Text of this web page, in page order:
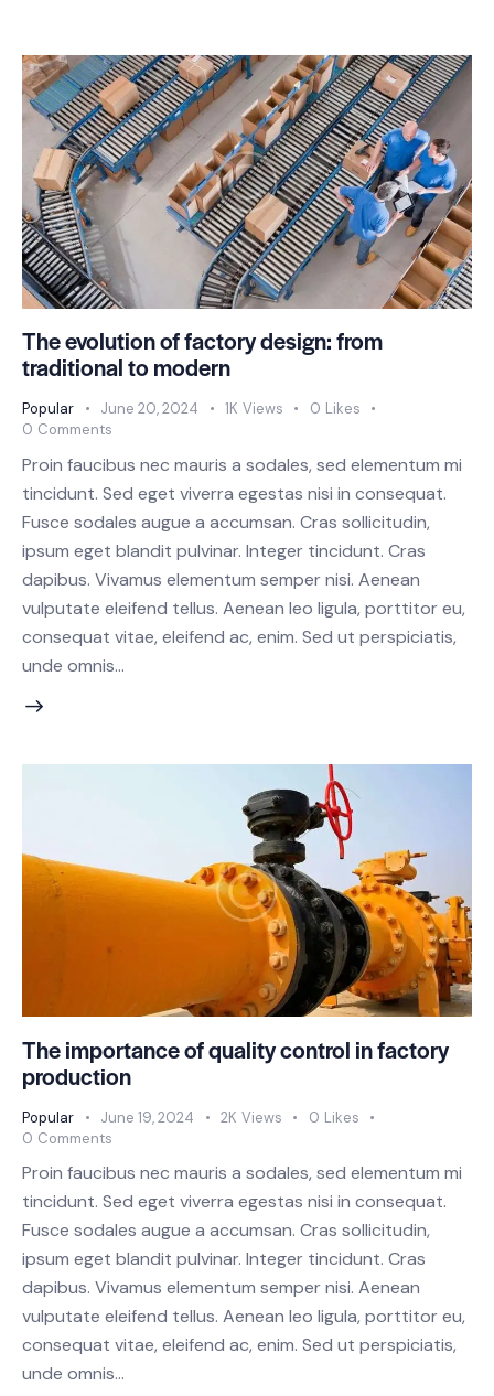
The evolution of factory design: from
traditional to modern
Popular June 20, 2024 1K Views 0 Likes
0 Comments
Proin faucibus nec mauris a sodales, sed elementum mi
tincidunt. Sed eget viverra egestas nisi in consequat.
Fusce sodales augue a accumsan. Cras sollicitudin,
ipsum eget blandit pulvinar. Integer tincidunt. Cras
dapibus. Vivamus elementum semper nisi. Aenean
vulputate eleifend tellus. Aenean leo ligula, porttitor eu,
consequat vitae, eleifend ac, enim. Sed ut perspiciatis,
unde omnis…
The importance of quality control in factory
production
Popular June 19, 2024 2K Views 0 Likes
0 Comments
Proin faucibus nec mauris a sodales, sed elementum mi
tincidunt. Sed eget viverra egestas nisi in consequat.
Fusce sodales augue a accumsan. Cras sollicitudin,
ipsum eget blandit pulvinar. Integer tincidunt. Cras
dapibus. Vivamus elementum semper nisi. Aenean
vulputate eleifend tellus. Aenean leo ligula, porttitor eu,
consequat vitae, eleifend ac, enim. Sed ut perspiciatis,
unde omnis…